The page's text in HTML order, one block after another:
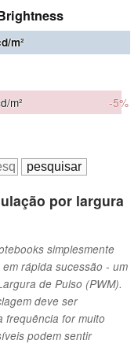
m²
m² -5%
por largura
simplesmente
rápida sucessão - um
de Pulso (PWM).
deve ser
frequência for muito
podem sentir